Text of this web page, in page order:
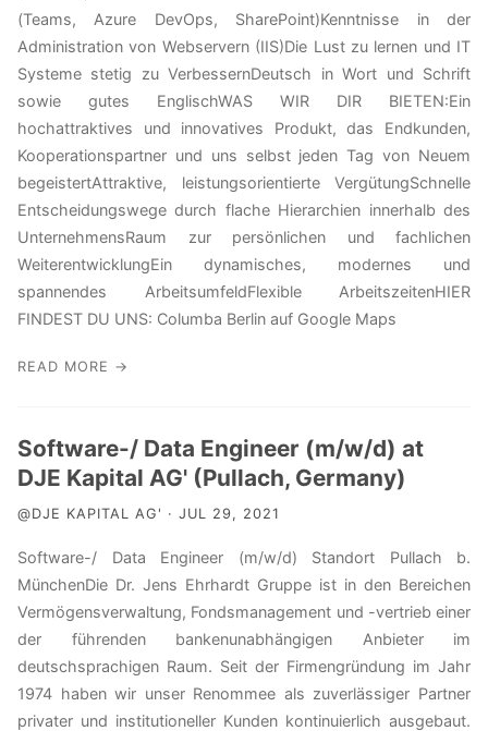
(Teams, Azure DevOps, SharePoint)Kenntnisse in der
Administration von Webservern (IIS)Die Lust zu lernen und IT
Systeme stetig zu VerbessernDeutsch in Wort und Schrift
sowie gutes EnglischWAS WIR DIR BIETEN:Ein
hochattraktives und innovatives Produkt, das Endkunden,
Kooperationspartner und uns selbst jeden Tag von Neuem
begeistertAttraktive, leistungsorientierte VergütungSchnelle
Entscheidungswege durch flache Hierarchien innerhalb des
UnternehmensRaum zur persönlichen und fachlichen
WeiterentwicklungEin dynamisches, modernes und
spannendes ArbeitsumfeldFlexible ArbeitszeitenHIER
FINDEST DU UNS: Columba Berlin auf Google Maps
READ MORE →
Software-/ Data Engineer (m/w/d) at
DJE Kapital AG' (Pullach, Germany)
@DJE KAPITAL AG' · JUL 29, 2021
Software-/ Data Engineer (m/w/d) Standort Pullach b.
MünchenDie Dr. Jens Ehrhardt Gruppe ist in den Bereichen
Vermögensverwaltung, Fondsmanagement und -vertrieb einer
der führenden bankenunabhängigen Anbieter im
deutschsprachigen Raum. Seit der Firmengründung im Jahr
1974 haben wir unser Renommee als zuverlässiger Partner
privater und institutioneller Kunden kontinuierlich ausgebaut.